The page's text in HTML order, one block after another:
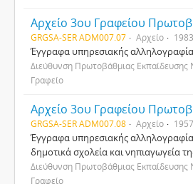
GRGSA-SER ADM007.07 Αρχείο
Έγγραφα υπηρεσιακής
Διεύθυνση Πρωτοβάθμιας
Γραφείο
GRGSA-SER ADM007.08 Αρχείο
Έγγραφα υπηρεσιακής
δημοτικά σχολεία και νηπιαγωγεία
Διεύθυνση Πρωτοβάθμιας
Γραφείο